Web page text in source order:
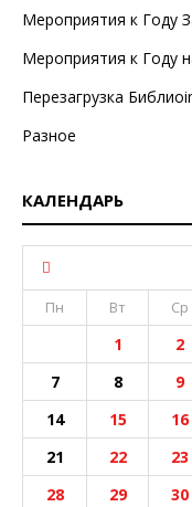
Мероприятия к Году
Мероприятия к Году
Перезагрузка
Разное
КАЛЕНДАРЬ
Пн
Вт Ср
1 2
7
8 9
14
15 16
21
22 23
28
29 30